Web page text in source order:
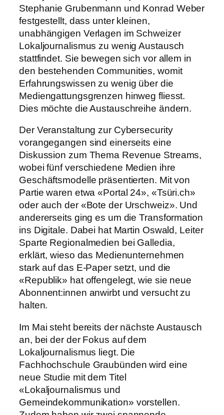
Stephanie Grubenmann und Konrad Weber
festgestellt, dass unter kleinen,
unabhängigen Verlagen im Schweizer
Lokaljournalismus zu wenig Austausch
stattfindet. Sie bewegen sich vor allem in
den bestehenden Communities, womit
Erfahrungswissen zu wenig über die
Mediengattungsgrenzen hinweg fliesst.
Dies möchte die Austauschreihe ändern.
Der Veranstaltung zur Cybersecurity
vorangegangen sind einerseits eine
Diskussion zum Thema Revenue Streams,
wobei fünf verschiedene Medien ihre
Geschäftsmodelle präsentierten. Mit von
Partie waren etwa «Portal 24», «Tsüri.ch»
oder auch der «Bote der Urschweiz». Und
andererseits ging es um die Transformation
ins Digitale. Dabei hat Martin Oswald, Leiter
Sparte Regionalmedien bei Galledia,
erklärt, wieso das Medienunternehmen
stark auf das E-Paper setzt, und die
«Republik» hat offengelegt, wie sie neue
Abonnent:innen anwirbt und versucht zu
halten.
Im Mai steht bereits der nächste Austausch
an, bei der der Fokus auf dem
Lokaljournalismus liegt. Die
Fachhochschule Graubünden wird eine
neue Studie mit dem Titel
«Lokaljournalismus und
Gemeindekommunikation» vorstellen.